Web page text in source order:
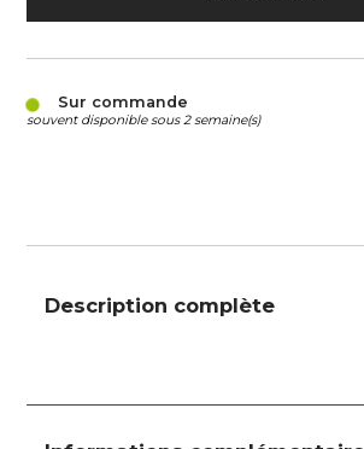
Sur commande
souvent disponible sous 2 semaine(s)
Description complète